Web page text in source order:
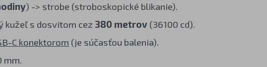
) -> strobe (stroboskopické blikanie).
kužeľ s dosvitom cez 380 metrov(36100 cd).
C konektorom (je súčasťou balenia).
mm.